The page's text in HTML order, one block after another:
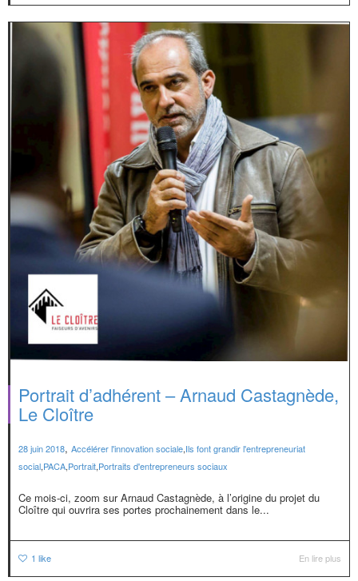
Portrait d’adhérent – Arnaud Castagnède,
Le Cloître
28 juin 2018, Accélérer l'innovation sociale,Ils font grandir l'entrepreneuriat
social,PACA,Portrait,Portraits d'entrepreneurs sociaux
Ce mois-ci, zoom sur Arnaud Castagnède, à l’origine du projet du
Cloître qui ouvrira ses portes prochainement dans le...
1 like En lire plus